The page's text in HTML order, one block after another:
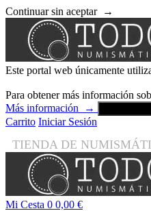
Continuar sin aceptar →
Este portal web únicamente
Para obtener más información
Más información
→
Carrito Iniciar Sesión
TIENDA DE
Mi Cesta 0 0,00 €